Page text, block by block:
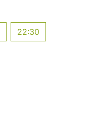
22:30